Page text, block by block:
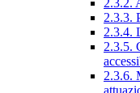
2.3.2.
2.3.3.
2.3.4.
2.3.5.
2.3.6.